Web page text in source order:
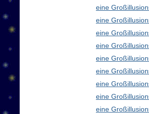
eine
eine
eine
eine
eine
eine
eine
eine
eine